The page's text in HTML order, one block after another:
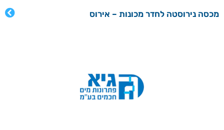
מכסה נירוסטה לחדר מכונות – אירוס